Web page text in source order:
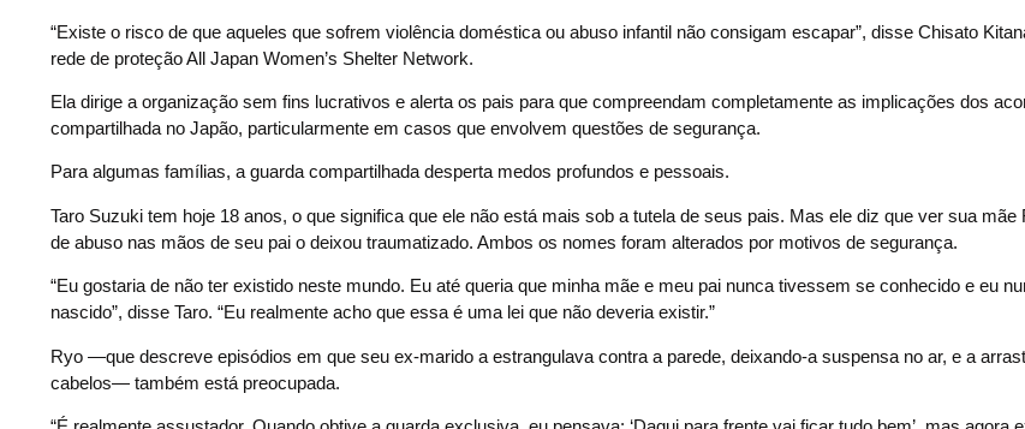
“Existe o risco de que aqueles que sofrem violência doméstica ou abuso infantil não consigam escapar”, disse Chisato
rede de proteção All Japan Women’s Shelter Network.
Ela dirige a organização sem fins lucrativos e alerta os pais para que compreendam completamente as implicações dos
compartilhada no Japão, particularmente em casos que envolvem questões de segurança.
Para algumas famílias, a guarda compartilhada desperta medos profundos e pessoais.
Taro Suzuki tem hoje 18 anos, o que significa que ele não está mais sob a tutela de seus pais. Mas ele diz que ver sua mãe
de abuso nas mãos de seu pai o deixou traumatizado. Ambos os nomes foram alterados por motivos de segurança.
“Eu gostaria de não ter existido neste mundo. Eu até queria que minha mãe e meu pai nunca tivessem se conhecido e eu
nascido”, disse Taro. “Eu realmente acho que essa é uma lei que não deveria existir.”
Ryo —que descreve episódios em que seu ex-marido a estrangulava contra a parede, deixando-a suspensa no ar, e a
cabelos— também está preocupada.